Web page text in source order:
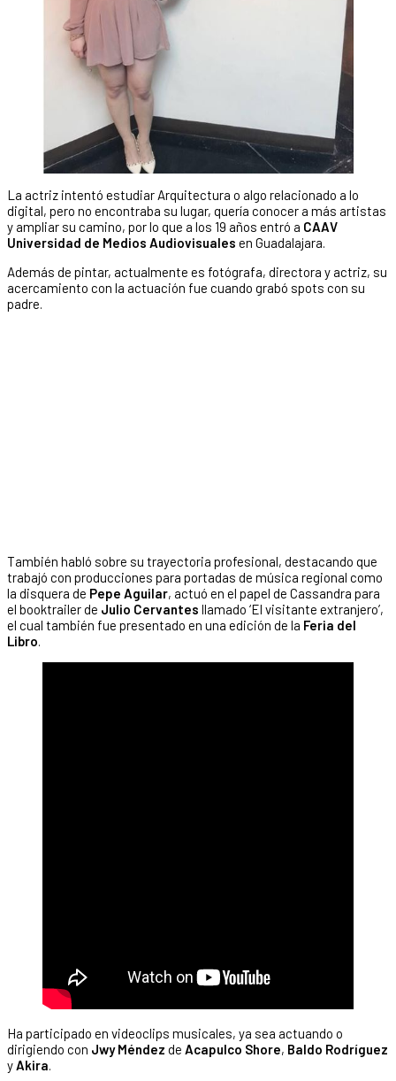
La actriz intentó estudiar Arquitectura o algo relacionado a lo
digital, pero no encontraba su lugar, quería conocer a más artistas
y ampliar su camino, por lo que a los 19 años entró a CAAV
Universidad de Medios Audiovisuales en Guadalajara.
Además de pintar, actualmente es fotógrafa, directora y actriz, su
acercamiento con la actuación fue cuando grabó spots con su
padre.
También habló sobre su trayectoria profesional, destacando que
trabajó con producciones para portadas de música regional como
la disquera de Pepe Aguilar, actuó en el papel de Cassandra para
el booktrailer de Julio Cervantes llamado ‘El visitante extranjero’,
el cual también fue presentado en una edición de la Feria del
Libro.
Ha participado en videoclips musicales, ya sea actuando o
dirigiendo con Jwy Méndez de Acapulco Shore, Baldo Rodríguez
yAkira.